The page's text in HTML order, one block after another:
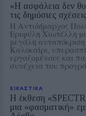
«Η ασφάλεια δεν
τις δημόσιες
Η Αντιδήμαρχος
Εριφύλη Χιωτέλλη
μεγάλη
Καλοκαίρι,
εργαζομένους και
συνέχεια του
ΕΙΚΑΣΤΙΚΑ
Η έκθεση
μια «φασματική»